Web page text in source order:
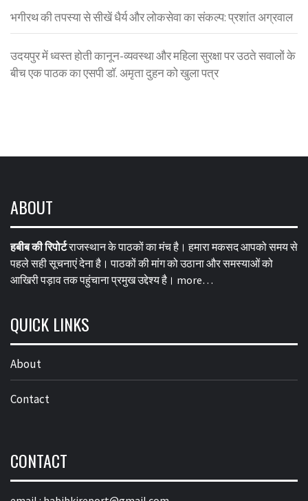
भगीरथ की तपस्या से सीखें धैर्य और लोकसेवा का संकल्प: प्रशांत अग्रवाल
उदयपुर में ध्वस्त होती कानून-व्यवस्था और महिला सुरक्षा पर उठते सवालों के
बीच एक पाठक का एसपी डॉ. अमृता दुहन को खुला पत्र
ABOUT
हबीब की रिपोर्टराजस्थान के पाठकों का मंच है। हमारा मकसद आपको समय से
पहले सही सूचनाएं देना है। पाठकों की मांग को उठाना और समस्याओं को
आखिरी पड़ाव तक पहुंचाना प्रमुख उद्देश्य है। more…
QUICK LINKS
About
Contact
CONTACT